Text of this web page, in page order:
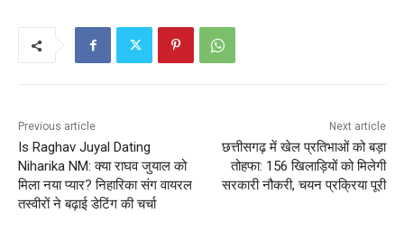
Previous article
Is Raghav Juyal Dating
Niharika NM: क्या राघव जुयाल को
मिला नया प्यार? निहारिका संग वायरल
तस्वीरों ने बढ़ाई डेटिंग की चर्चा
Next article
छत्तीसगढ़ में खेल प्रतिभाओं को बड़ा
तोहफा: 156 खिलाड़ियों को मिलेगी
सरकारी नौकरी, चयन प्रक्रिया पूरी